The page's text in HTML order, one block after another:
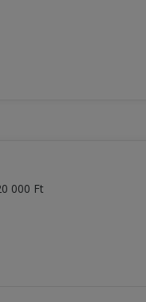
000 Ft